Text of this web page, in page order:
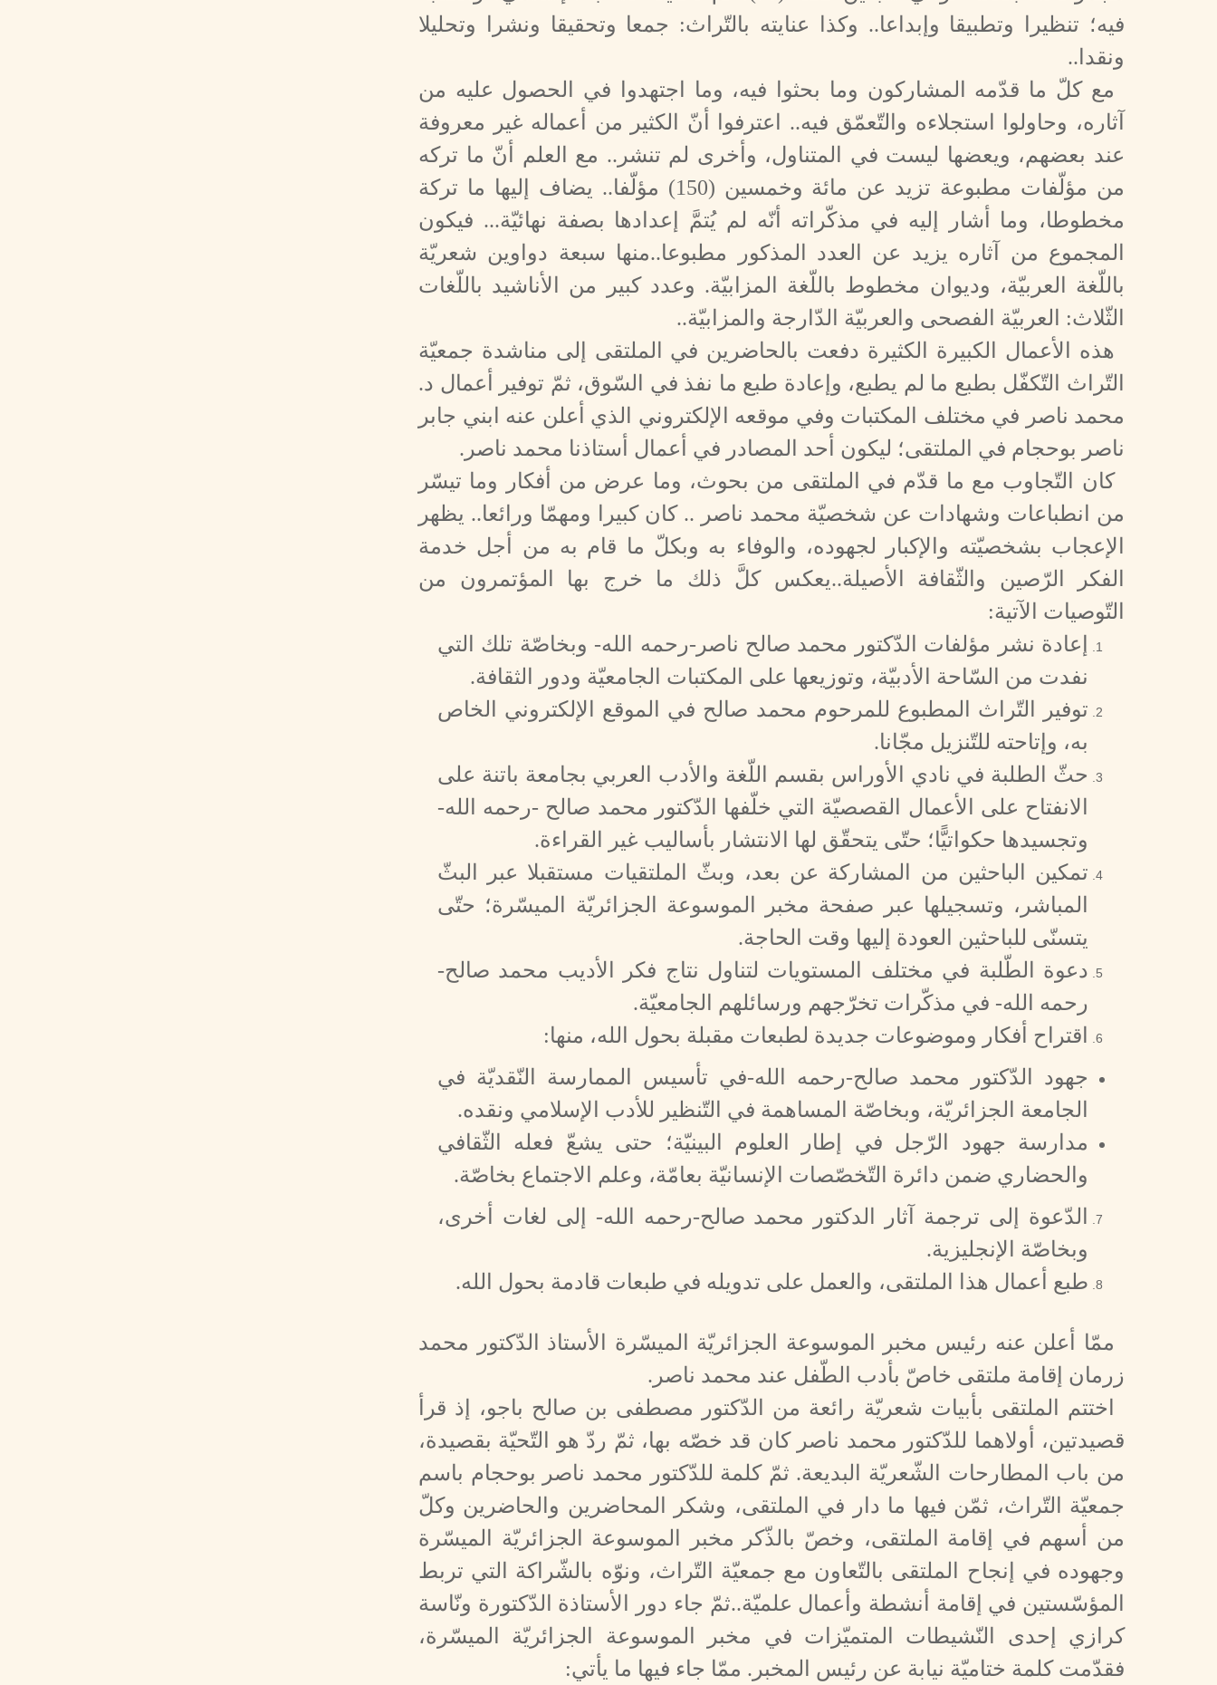
فيه؛ تنظيرا وتطبيقا وإبداعا.. وكذا عنايته بالتّراث: جمعا وتحقيقا ونشرا وتحليلا
ونقدا..
مع كلّ ما قدّمه المشاركون وما بحثوا فيه، وما اجتهدوا في الحصول عليه من
آثاره، وحاولوا استجلاءه والتّعمّق فيه.. اعترفوا أنّ الكثير من أعماله غير معروفة
عند بعضهم، ويعضها ليست في المتناول، وأخرى لم تنشر.. مع العلم أنّ ما تركه
من مؤلّفات مطبوعة تزيد عن مائة وخمسين (150) مؤلّفا.. يضاف إليها ما تركة
مخطوطا، وما أشار إليه في مذكّراته أنّه لم يُتمَّ إعدادها بصفة نهائيّة... فيكون
المجموع من آثاره يزيد عن العدد المذكور مطبوعا..منها سبعة دواوين شعريّة
باللّغة العربيّة، وديوان مخطوط باللّغة المزابيّة. وعدد كبير من الأناشيد باللّغات
الثّلاث: العربيّة الفصحى والعربيّة الدّارجة والمزابيّة..
هذه الأعمال الكبيرة الكثيرة دفعت بالحاضرين في الملتقى إلى مناشدة جمعيّة
التّراث التّكفّل بطبع ما لم يطبع، وإعادة طبع ما نفذ في السّوق، ثمّ توفير أعمال د.
محمد ناصر في مختلف المكتبات وفي موقعه الإلكتروني الذي أعلن عنه ابني جابر
ناصر بوحجام في الملتقى؛ ليكون أحد المصادر في أعمال أستاذنا محمد ناصر.
كان التّجاوب مع ما قدّم في الملتقى من بحوث، وما عرض من أفكار وما تيسّر
من انطباعات وشهادات عن شخصيّة محمد ناصر .. كان كبيرا ومهمّا ورائعا.. يظهر
الإعجاب بشخصيّته والإكبار لجهوده، والوفاء به وبكلّ ما قام به من أجل خدمة
الفكر الرّصين والثّقافة الأصيلة..يعكس كلَّ ذلك ما خرج بها المؤتمرون من
التّوصيات الآتية:
إعادة نشر مؤلفات الدّكتور محمد صالح ناصر-رحمه الله- وبخاصّة تلك التي
نفدت من السّاحة الأدبيّة، وتوزيعها على المكتبات الجامعيّة ودور الثقافة.
توفير التّراث المطبوع للمرحوم محمد صالح في الموقع الإلكتروني الخاص
به، وإتاحته للتّنزيل مجّانا.
حثّ الطلبة في نادي الأوراس بقسم اللّغة والأدب العربي بجامعة باتنة على
الانفتاح على الأعمال القصصيّة
التي خلّفها الدّكتور محمد صالح -رحمه الله-
وتجسيدها حكواتيًّا؛ حتّى يتحقّق لها الانتشار بأساليب غير القراءة.
تمكين الباحثين من المشاركة عن بعد، وبثّ الملتقيات مستقبلا عبر البثّ
المباشر، وتسجيلها عبر صفحة مخبر الموسوعة الجزائريّة الميسّرة؛ حتّى
يتسنّى للباحثين العودة إليها وقت الحاجة.
دعوة الطّلبة في مختلف المستويات لتناول نتاج فكر الأديب محمد صالح-
رحمه الله- في مذكّرات تخرّجهم ورسائلهم الجامعيّة.
اقتراح أفكار وموضوعات جديدة لطبعات مقبلة بحول الله، منها:
جهود الدّكتور محمد صالح-رحمه الله-في تأسيس الممارسة النّقديّة في
الجامعة الجزائريّة، وبخاصّة المساهمة في التّنظير للأدب الإسلامي ونقده.
مدارسة جهود الرّجل في إطار العلوم البينيّة؛ حتى يشعّ فعله الثّقافي
والحضاري ضمن دائرة التّخصّصات الإنسانيّة بعامّة، وعلم الاجتماع بخاصّة.
الدّعوة إلى ترجمة آثار الدكتور محمد صالح-رحمه الله- إلى لغات أخرى،
وبخاصّة الإنجليزية.
طبع أعمال هذا الملتقى، والعمل على تدويله في طبعات قادمة بحول الله.
ممّا أعلن عنه رئيس مخبر الموسوعة الجزائريّة الميسّرة الأستاذ الدّكتور محمد
زرمان إقامة ملتقى خاصّ بأدب الطّفل عند محمد ناصر.
اختتم الملتقى بأبيات شعريّة رائعة من الدّكتور مصطفى بن صالح باجو، إذ قرأ
قصيدتين، أولاهما للدّكتور محمد ناصر كان قد خصّه بها، ثمّ ردّ هو التّحيّة بقصيدة،
من باب المطارحات الشّعريّة البديعة. ثمّ كلمة للدّكتور محمد ناصر بوحجام باسم
جمعيّة التّراث، ثمّن فيها ما دار في الملتقى، وشكر المحاضرين والحاضرين وكلّ
من أسهم في إقامة الملتقى، وخصّ بالذّكر مخبر الموسوعة الجزائريّة الميسّرة
وجهوده في إنجاح الملتقى بالتّعاون مع جمعيّة التّراث، ونوّه بالشّراكة التي تربط
المؤسّستين في إقامة أنشطة وأعمال علميّة..ثمّ جاء دور الأستاذة الدّكتورة ونّاسة
كرازي إحدى النّشيطات المتميّزات في مخبر الموسوعة الجزائريّة الميسّرة،
فقدّمت كلمة ختاميّة نيابة عن رئيس المخبر. ممّا جاء فيها ما يأتي: